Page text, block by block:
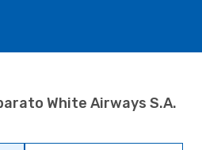
White Airways S.A.